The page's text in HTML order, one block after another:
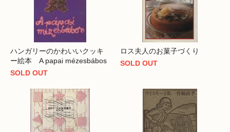
ハンガリーのかわいいクッキ
ー絵本 A papai mézesbábos
SOLD OUT
ロス夫人のお菓子づくり
SOLD OUT